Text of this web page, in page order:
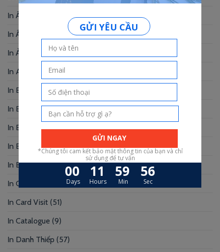
In Ấn Phẩm Quảng Cáo(9)
In Ấn Phẩm Văn Phòng(12)
In Ảnh
In Artprint
(4)
In Báo Cáo Thường Niên
In Bao Lì Xì(10)
In Bìa Da
(5)
In Broadgame(5)
In Brochure(16)
In Card Bo Góc
(3)
In Card Visit (51)
In Catalogue (9)
In Danh Thiếp (57)